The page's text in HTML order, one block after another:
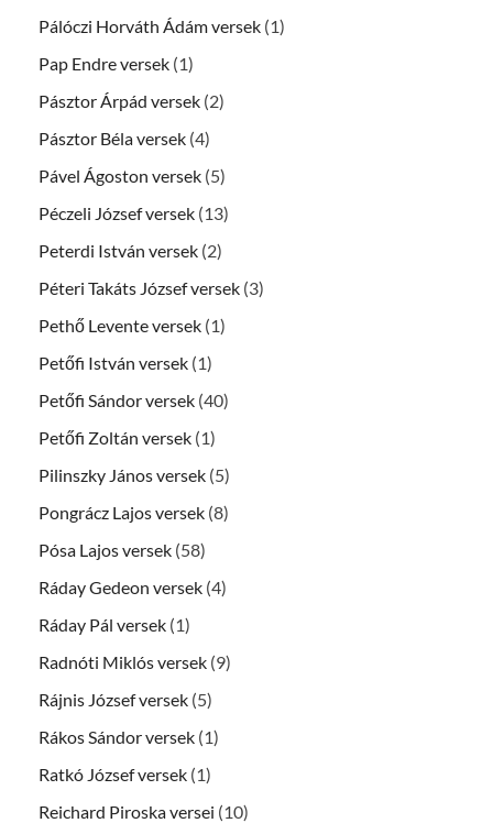
Pálóczi Horváth Ádám versek (1)
Pap Endre versek (1)
Pásztor Árpád versek (2)
Pásztor Béla versek (4)
Pável Ágoston versek (5)
Péczeli József versek (13)
Peterdi István versek (2)
Péteri Takáts József versek (3)
Pethő Levente versek (1)
Petőfi István versek (1)
Petőfi Sándor versek (40)
Petőfi Zoltán versek (1)
Pilinszky János versek (5)
Pongrácz Lajos versek (8)
Pósa Lajos versek (58)
Ráday Gedeon versek (4)
Ráday Pál versek (1)
Radnóti Miklós versek (9)
Rájnis József versek (5)
Rákos Sándor versek (1)
Ratkó József versek (1)
Reichard Piroska versei (10)